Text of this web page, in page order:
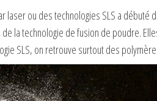
ou des technologies SLS a débuté
la technologie de fusion de poudre.
SLS, on retrouve surtout des